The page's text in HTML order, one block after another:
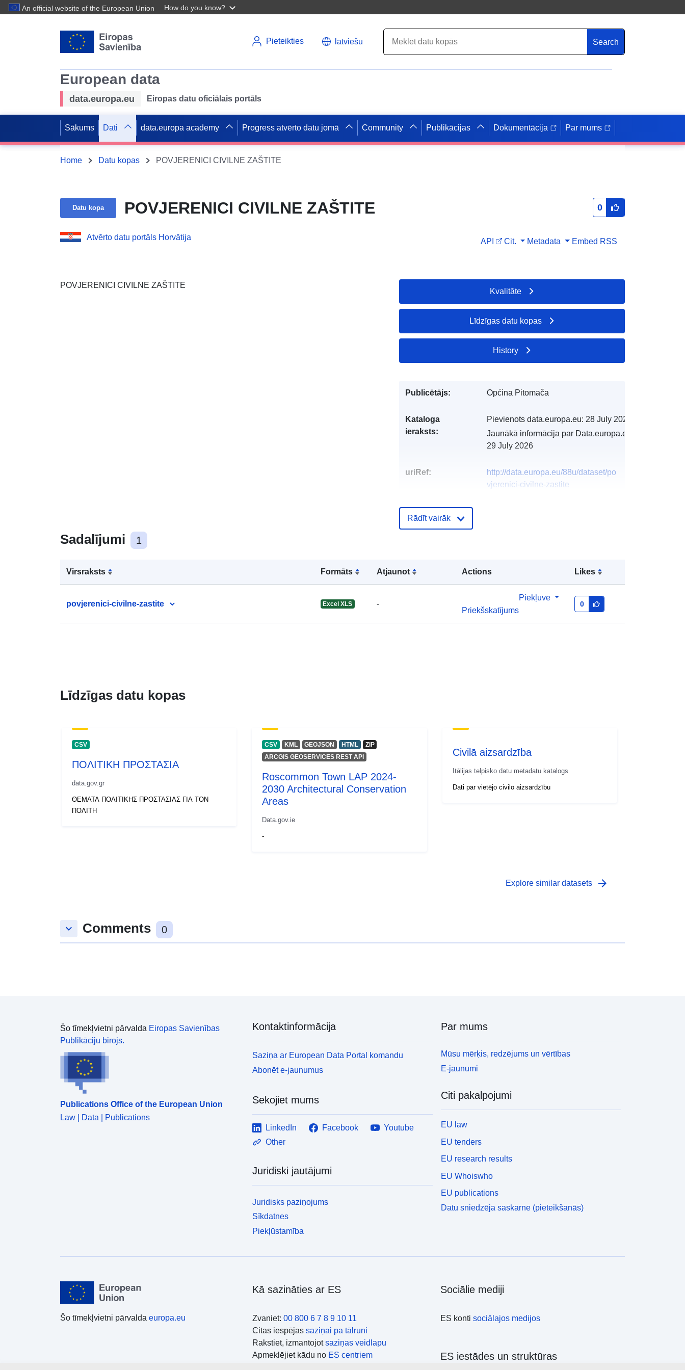
An official website of the European Union How do you know?
Pieteikties latviešu Search
European data
data.europa.eu Eiropas datu oficiālais portāls
Sākums Dati data.europa academy Progress atvērto datu jomā Community Publikācijas Dokumentācija Par mums
Home Datu kopas POVJERENICI CIVILNE ZAŠTITE
Datu kopa POVJERENICI CIVILNE ZAŠTITE 0
Atvērto datu portāls Horvātija API Cit. Metadata Embed RSS
POVJERENICI CIVILNE ZAŠTITE
Sadalījumi 1
Virsraksts Formāts Atjaunot Actions Likes
povjerenici-civilne-zastite Excel XLS -
Piekļuve
Priekšskatījums
0
Kvalitāte
Līdzīgas datu kopas
History
Publicētājs: Općina Pitomača
Kataloga
ieraksts:
Pievienots data.europa.eu: 28 July 2026
Jaunākā informācija par Data.europa.eu:
29 July 2026
uriRef:
http://data.europa.eu/88u/dataset/po
vjerenici-civilne-zastite
Rādīt vairāk
Līdzīgas datu kopas
CSV
ΠΟΛΙΤΙΚΗ ΠΡΟΣΤΑΣΙΑ
data.gov.gr
ΘΕΜΑΤΑ ΠΟΛΙΤΙΚΗΣ ΠΡΟΣΤΑΣΙΑΣ ΓΙΑ ΤΟΝ
ΠΟΛΙΤΗ
CSV KML GEOJSON HTML
ZIP
ARCGIS GEOSERVICES REST API
Roscommon Town LAP 2024-
2030 Architectural Conservation
Areas
Data.gov.ie
-
Civilā aizsardzība
Itālijas telpisko datu metadatu katalogs
Dati par vietējo civilo aizsardzību
Explore similar datasets arrow_forward
keyboard_arrow_down Comments 0
Šo tīmekļvietni pārvalda Eiropas Savienības
Publikāciju birojs.
Publications Office of the European Union
Law | Data | Publications
Kontaktinformācija
Saziņa ar European Data Portal komandu
Abonēt e-jaunumus
Sekojiet mums
LinkedIn Facebook
Youtube
Other
Juridiski jautājumi
Juridisks paziņojums
Sīkdatnes
Piekļūstamība
Par mums
Mūsu mērķis, redzējums un vērtības
E-jaunumi
Citi pakalpojumi
EU law
EU tenders
EU research results
EU Whoiswho
EU publications
Datu sniedzēja saskarne (pieteikšanās)
Šo tīmekļvietni pārvalda europa.eu
Kā sazināties ar ES
Zvaniet: 00 800 6 7 8 9 10 11
Citas iespējas saziņai pa tālruni
Rakstiet, izmantojotsaziņas veidlapu
Apmeklējiet kādu no ES centriem
Sociālie mediji
ES kontisociālajos medijos
ES iestādes un struktūras